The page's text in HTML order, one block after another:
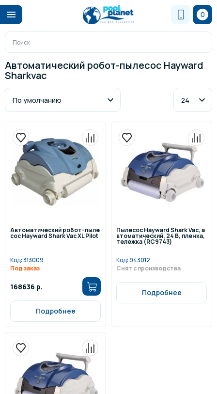
0
Автоматический робот-пылесос Hayward
Sharkvac
Автоматический робот-пыле
сос Hayward Shark Vac XL Pilot
Код:313009
Под заказ
168636 р.
Подробнее
Пылесос Hayward Shark Vac, а
втоматический, 24 В, пленка,
тележка (RC9743)
Код:943012
Снят с производства
Подробнее